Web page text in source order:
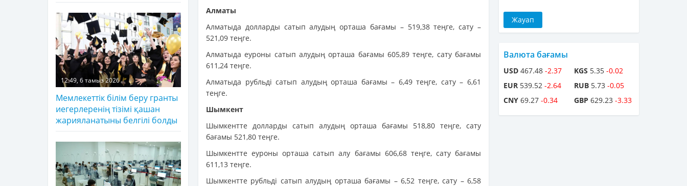
Алматы
Алматыда долларды сатып алудың орташа бағамы – 519,38 теңге, сату –
521,09 теңге.
Алматыда еуроны сатып алудың орташа бағамы 605,89 теңге, сату бағамы
611,24 теңге.
Алматыда рубльді сатып алудың орташа бағамы – 6,49 теңге, сату – 6,61
теңге.
Шымкент
Шымкентте долларды сатып алудың орташа бағамы 518,80 теңге, сату
бағамы 521,80 теңге.
Шымкентте еуроны орташа сатып алу бағамы 606,68 теңге, сату бағамы
611,13 теңге.
Шымкентте рубльді сатып алудың орташа бағамы – 6,52 теңге, сату – 6,58
12:49, 6 тамыз 2026
Мемлекеттік білім беру гранты
иегерлеренің тізімі қашан
жарияланатыны белгілі болды
Валюта бағамы
USD 467.48 -2.37
EUR 539.52 -2.64
CNY 69.27 -0.34
KGS 5.35 -0.02
RUB 5.73 -0.05
GBP 629.23 -3.33